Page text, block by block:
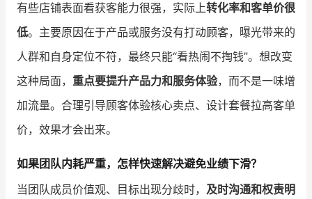
有些店铺表面看获客能力很强，实际上转化率和客单价很
低。主要原因在于产品或服务没有打动顾客，曝光带来的
人群和自身定位不符，最终只能“看热闹不掏钱”。想改变
这种局面， 重点要提升产品力和服务体验，而不是一味增
加流量。合理引导顾客体验核心卖点、设计套餐拉高客单
价，效果才会出来。
如果团队内耗严重，怎样快速解决避免业绩下滑？
当团队成员价值观、目标出现分歧时， 及时沟通和权责明